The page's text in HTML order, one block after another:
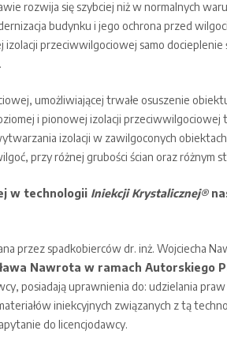
rozwija się szybciej niż w normalnych
budynku i jego ochrona przed
przeciwwilgociowej samo
umożliwiającej trwałe osuszenie
i pionowej izolacji przeciwwilgociowej
izolacji w zawilgoconych
przy różnej grubości ścian oraz różnym
w technologii Iniekcji Krystalicznej®
przez spadkobierców dr. inż. Wojciecha
Nawrota w ramach Autorskiego
posiadają uprawnienia do: udzielania
iniekcyjnych związanych z tą
do licencjodawcy.